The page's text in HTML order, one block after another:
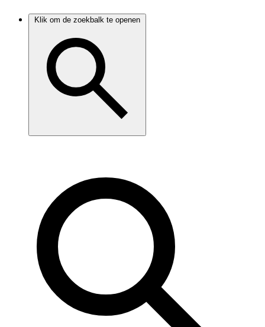
Klik om de zoekbalk te openen